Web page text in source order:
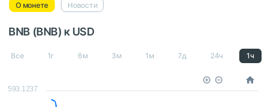
О монете Новости
BNB (BNB) к USD
Все 1г 6м 3м 1м 7д 24ч 1ч
593.1237